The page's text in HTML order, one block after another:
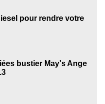
pour rendre votre
bustier May's Ange